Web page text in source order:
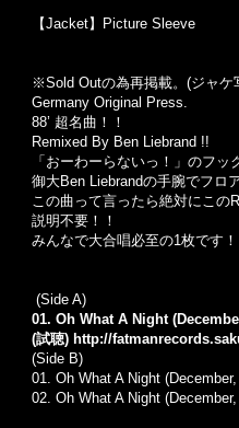
【Jacket】Picture Sleeve
※Sold Outの為再掲載。 (ジャケ
Germany Original Press.
88’ 超名曲！！
Remixed By Ben Liebrand !!
「おーわーらないっ！」のフッ
御大Ben Liebrandの手腕でフロ
この曲って言ったら絶対にこの
説明不要！！
みんなで大合唱必至の1枚です！
(Side A)
01. Oh What A Night
(試聴) http://
(Side B)
01. Oh What A Night
02. Oh What A Night